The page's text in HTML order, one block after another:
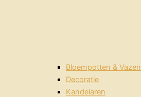
Bloempotten & Vazen
Decoratie
Kandelaren